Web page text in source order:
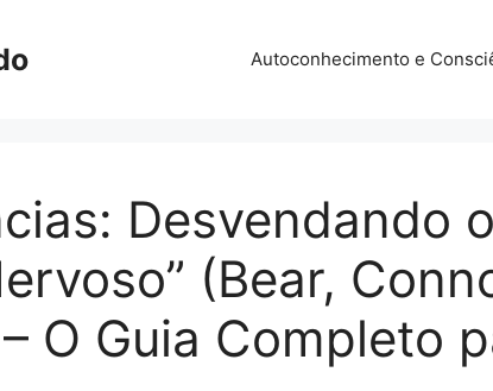
Autoconhecimento e
Desvendando o
(Bear,
O Guia Completo